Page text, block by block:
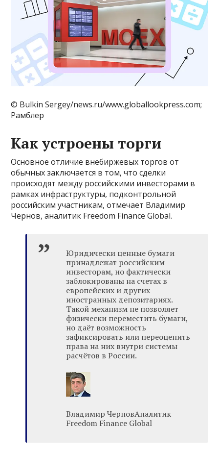
© Bulkin Sergey/news.ru/www.globallookpress.com;
Рамблер
Как устроены торги
Основное отличие внебиржевых торгов от
обычных заключается в том, что сделки
происходят между российскими инвесторами в
рамках инфраструктуры, подконтрольной
российским участникам, отмечает Владимир
Чернов, аналитик Freedom Finance Global.
Юридически ценные бумаги
принадлежат российским
инвесторам, но фактически
заблокированы на счетах в
европейских и других
иностранных депозитариях.
Такой механизм не позволяет
физически переместить бумаги,
но даёт возможность
зафиксировать или переоценить
права на них внутри системы
расчётов в России.
Владимир ЧерновАналитик
Freedom Finance Global